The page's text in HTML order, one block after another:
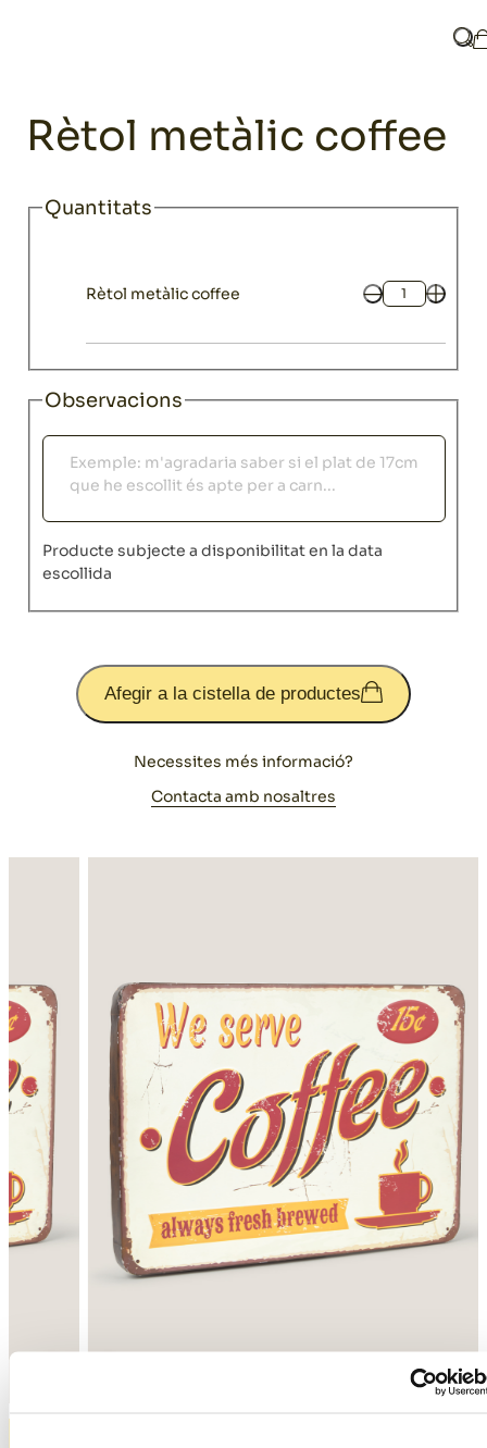
Rètol
Rètol metàlic coffee
Quantitats
Rètol metàlic coffee Quantitat
Observacions
Observacions
Producte subjecte a disponibilitat en la data
escollida
Afegir a la cistella de productes
Necessites més informació?
Contacta amb nosaltres